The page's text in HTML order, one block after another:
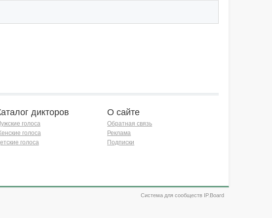
дикторов
голоса
голоса
голоса
О сайте
Обратная связь
Реклама
Подписки
Система для сообществ IP.Board